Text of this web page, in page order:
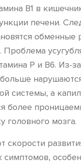
В1 в
печени.
обменные
Проблема
P и В6. Из-
системы, а
более
головного мозга.
скорости